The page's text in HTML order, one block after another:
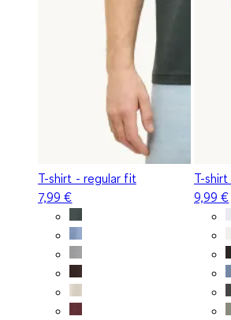
T-shirt - regular fit
7,99 €
T-
9,99 €